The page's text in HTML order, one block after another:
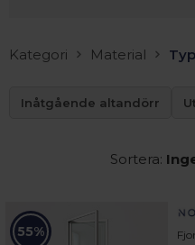
Kategori Material Typ
Inåtgående altandörr
Sortera:
55%